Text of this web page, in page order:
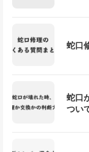
蛇口
蛇口
つい